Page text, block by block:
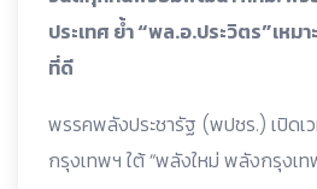
ประเทศ ย้ำ “พล.อ.ประวิตร”เหม
ที่ดี
พรรคพลังประชารัฐ (พปชร.) เปิดเ
กรุงเทพฯ ใต้ “พลังใหม่ พลังกรุงเ